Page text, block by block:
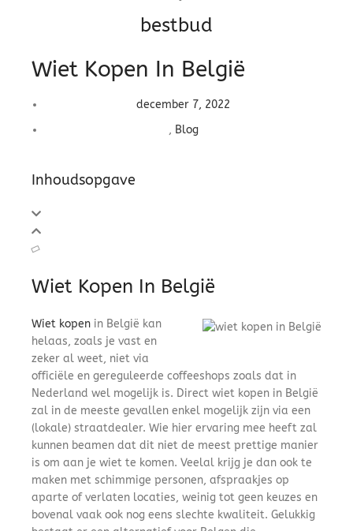
bestbud
Wiet Kopen In België
december 7, 2022
, Blog
Inhoudsopgave
Wiet Kopen In België
Wiet kopen in België kan
helaas, zoals je vast en
zeker al weet, niet via
officiële en gereguleerde coffeeshops zoals dat in
Nederland wel mogelijk is. Direct wiet kopen in België
zal in de meeste gevallen enkel mogelijk zijn via een
(lokale) straatdealer. Wie hier ervaring mee heeft zal
kunnen beamen dat dit niet de meest prettige manier
is om aan je wiet te komen. Veelal krijg je dan ook te
maken met schimmige personen, afspraakjes op
aparte of verlaten locaties, weinig tot geen keuzes en
bovenal vaak ook nog eens slechte kwaliteit. Gelukkig